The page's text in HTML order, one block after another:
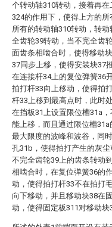
个转动轴310转动，接着再
324的作用下，使得上方的
所有的转动轴310转动，转
全齿轮39转动，当不完全齿
面齿条相啮合时，使得移动
37同步上移，使得安装块37
在连接杆34上的复位弹簧36
拍打杆33向上移动，使得拍
杆33上移到最高点时，此时
在挡板31上设置限位槽31a
能上移，而且通过限位槽
最大限度的波峰和波谷，同
孔31b，使得拍打产生的灰
不完全齿轮39上的齿条转动
相啮合时，在复位弹簧36的
动，使得拍打杆33不在拍打
向下移动，并且移动块38在
动，使得固定板311对移动块